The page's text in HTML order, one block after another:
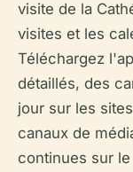
visite de la
visites et les
Téléchargez
détaillés, des
jour sur les
canaux de
continues sur